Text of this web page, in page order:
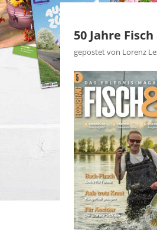
50 Jahre
gepostet von Lorenz